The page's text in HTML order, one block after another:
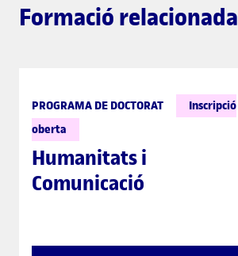
Formació relacionada
PROGRAMA DE DOCTORAT
Inscripció
oberta
Humanitats i
Comunicació